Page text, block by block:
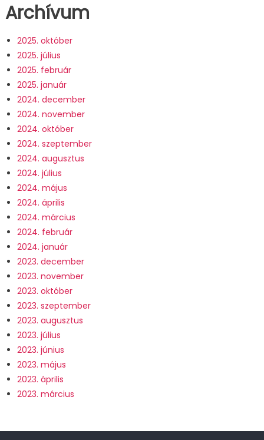
Archívum
2025. október
2025. július
2025. február
2025. január
2024. december
2024. november
2024. október
2024. szeptember
2024. augusztus
2024. július
2024. május
2024. április
2024. március
2024. február
2024. január
2023. december
2023. november
2023. október
2023. szeptember
2023. augusztus
2023. július
2023. június
2023. május
2023. április
2023. március